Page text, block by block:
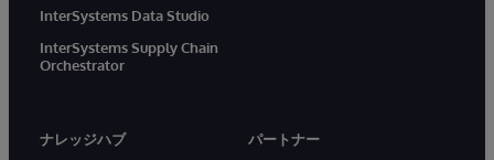
InterSystems Data Studio
InterSystems Supply Chain
Orchestrator
ナレッジハブ
パートナー